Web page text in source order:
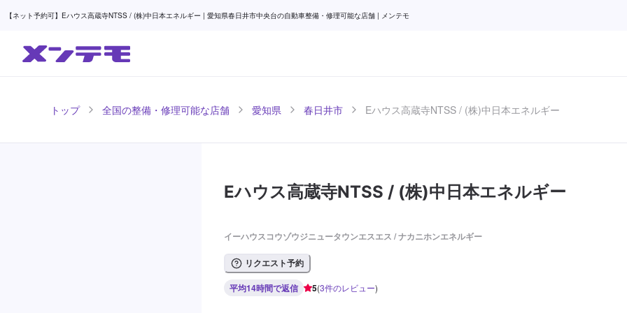
【ネット予約可】Eハウス高蔵寺NTSS / (株)中日本エネルギー | 愛知県春日井市中央台の自動車整備・修理可能な店舗 | メンテモ
トップ 全国の整備・修理可能な店舗 愛知県 春日井市 Eハウス高蔵寺NTSS / (株)中日本エネルギー
Eハウス高蔵寺NTSS / (株)中日本エネルギー
イーハウスコウゾウジニュータウンエスエス / ナカニホンエネルギー
リクエスト予約
平均14時間で返信 5(3件のレビュー)